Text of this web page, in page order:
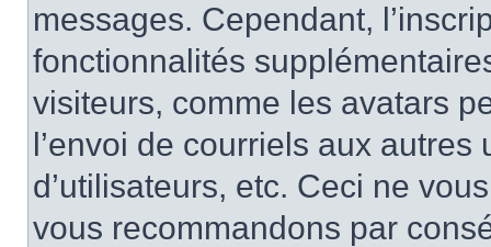
messages. Cependant,
fonctionnalités
visiteurs, comme les avatars
l’envoi de courriels aux
d’utilisateurs, etc. Ceci ne
vous recommandons par